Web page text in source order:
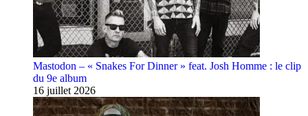
Mastodon – « Snakes For Dinner » feat. Josh Homme : le clip
du 9e album
16 juillet 2026